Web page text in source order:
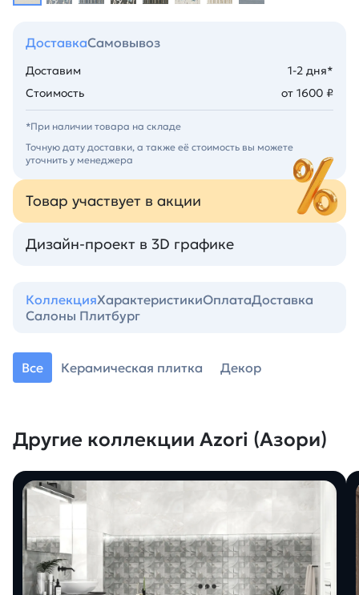
ДоставкаСамовывоз
Доставим
1-2 дня*
Стоимость
от 1600 ₽
*При наличии товара на складе
Точную дату доставки, а также её стоимость вы можете
уточнить у менеджера
Товар участвует в акции
Дизайн-проект в 3D графике
КоллекцияХарактеристикиОплатаДоставка
Салоны Плитбург
Все Керамическая плитка Декор
Другие коллекции Azori (Азори)